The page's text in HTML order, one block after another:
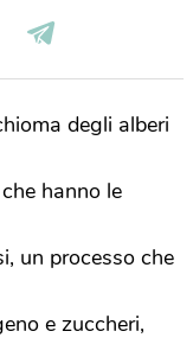
degli alberi
hanno le
un processo che
e zuccheri,